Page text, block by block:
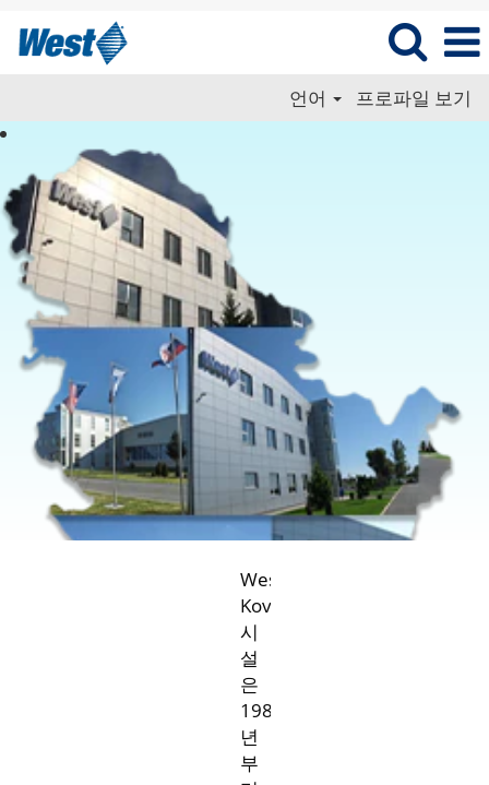
언어 프로파일 보기
West
Kovin
시
설
은
1981
년
부